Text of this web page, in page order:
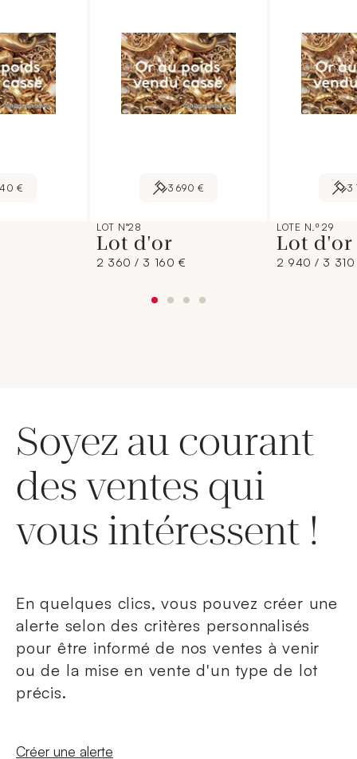
€ 3 690 €
LOT N°28
Lot d'or
2 360 / 3 160 €
3
LOTE N.º 29
Lot d'or
2 940 / 3
Soyez au courant
des ventes qui
vous intéressent !
En quelques clics, vous pouvez créer une
alerte selon des critères personnalisés
pour être informé de nos ventes à venir
ou de la mise en vente d'un type de lot
précis.
Nouvelle fenêtre
Créer une alerte